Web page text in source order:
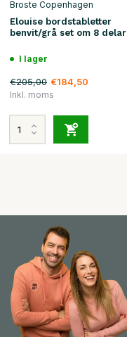
Broste Copenhagen
Elouise bordstabletter
benvit/grå set om 8 delar
I lager
€205,00 €184,50
Inkl. moms